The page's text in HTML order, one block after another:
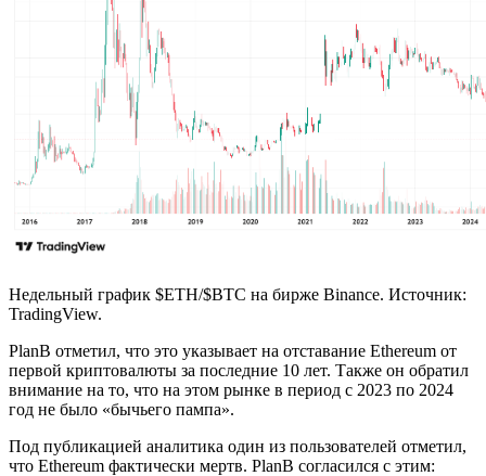
Недельный график $ETH/$BTC на бирже Binance. Источник:
TradingView.
PlanB отметил, что это указывает на отставание Ethereum от
первой криптовалюты за последние 10 лет. Также он обратил
внимание на то, что на этом рынке в период с 2023 по 2024
год не было «бычьего пампа».
Под публикацией аналитика один из пользователей отметил,
что Ethereum фактически мертв. PlanB согласился с этим: